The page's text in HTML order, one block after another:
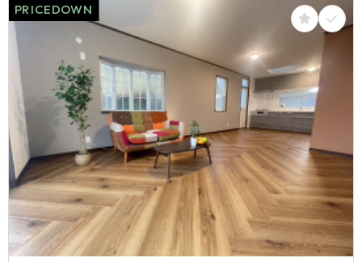
駐車場2台
PRICEDOWN